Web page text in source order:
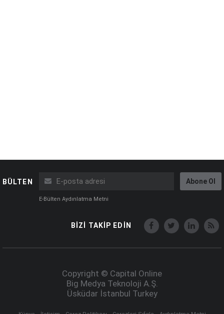
BÜLTEN Abone Ol
E-Bülten Aydınlatma Metni
BİZİ TAKİP EDİN
Copyright © Capital Online
Big Medya Teknoloji A.Ş.
Üsküdar İstanbul Turkey